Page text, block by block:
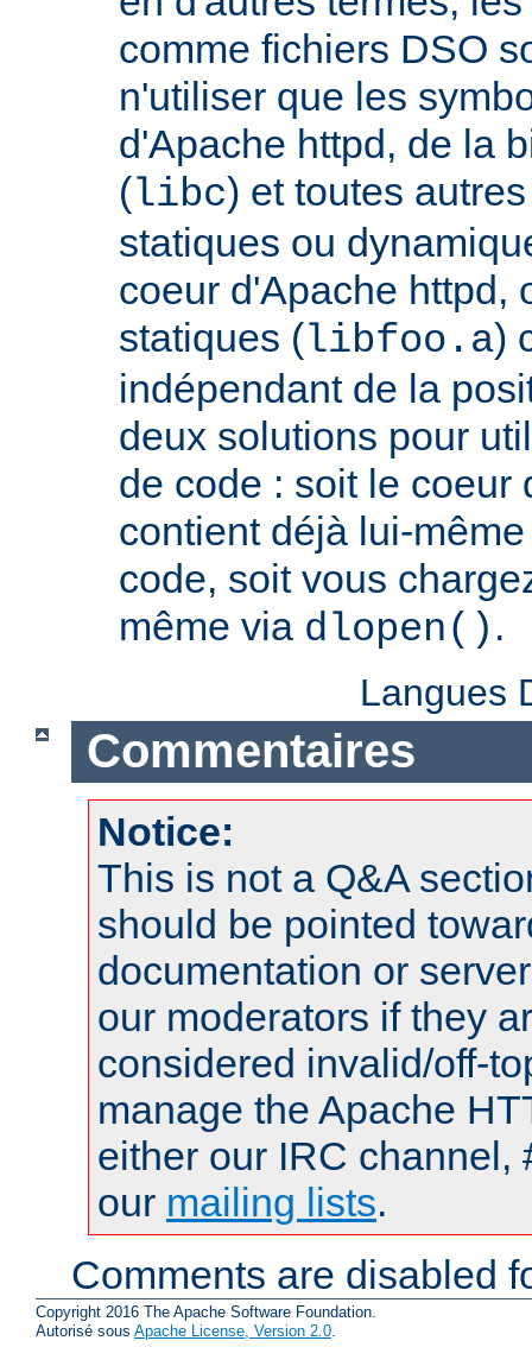
comme fichiers DSO
n'utiliser que les
d'Apache httpd, de la
(libc) et toutes
statiques ou
coeur d'Apache httpd,
statiques (libfoo.a)
indépendant de la
deux solutions pour
de code : soit le coeur
contient déjà lui-
code, soit vous
même via dlopen() .
Langues
Commentaires
Notice:
This is not a Q&A
should be pointed
documentation or
our moderators if they
considered invalid/off-
manage the Apache
either our IRC channel,
our mailing lists.
Comments are disabled
Copyright 2016 The Apache Software Foundation.
Autorisé sous Apache License, Version 2.0